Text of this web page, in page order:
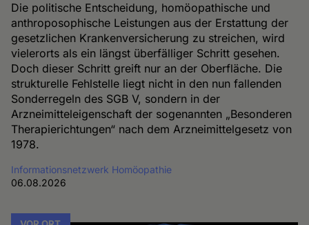
Die politische Entscheidung, homöopathische und
anthroposophische Leistungen aus der Erstattung der
gesetzlichen Krankenversicherung zu streichen, wird
vielerorts als ein längst überfälliger Schritt gesehen.
Doch dieser Schritt greift nur an der Oberfläche. Die
strukturelle Fehlstelle liegt nicht in den nun fallenden
Sonderregeln des SGB V, sondern in der
Arzneimitteleigenschaft der sogenannten „Besonderen
Therapierichtungen“ nach dem Arzneimittelgesetz von
1978.
Informationsnetzwerk Homöopathie
06.08.2026